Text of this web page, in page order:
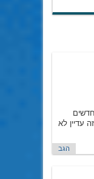
עדיין לא
הגב